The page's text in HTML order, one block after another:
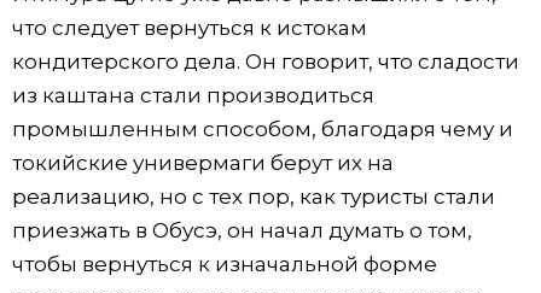
что следует вернуться к истокам
кондитерского дела. Он говорит, что сладости
из каштана стали производиться
промышленным способом, благодаря чему и
токийские универмаги берут их на
реализацию, но с тех пор, как туристы стали
приезжать в Обусэ, он начал думать о том,
чтобы вернуться к изначальной форме